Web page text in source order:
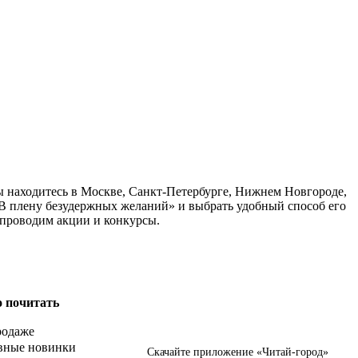
в Москве, Санкт-Петербурге, Нижнем Новгороде,
безудержных желаний» и выбрать удобный способ его
акции и конкурсы.
почитать
новинки
Скачайте приложение «Читай-город»